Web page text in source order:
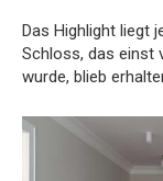
Das Highlight liegt
Schloss, das einst
wurde, blieb